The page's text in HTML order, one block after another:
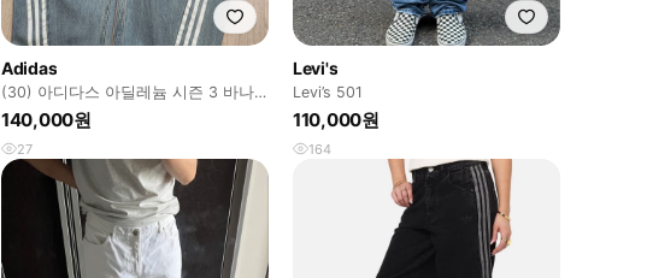
Adidas
(30) 아디다스 아딜레늄 시즌 3 바나
나 피티드 워시드 데님 팬츠 블루
140,000원
27
Levi's
Levi’s 501
110,000원
164